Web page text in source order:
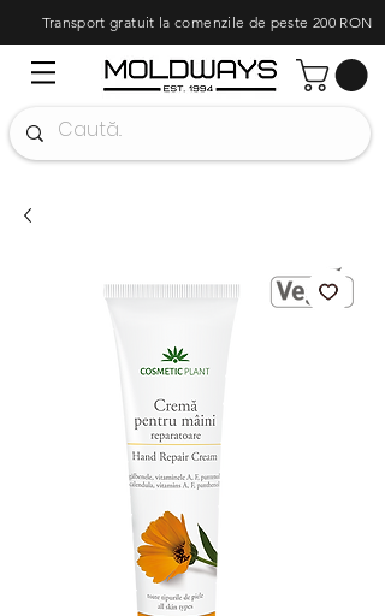
Transport gratuit la comenzile de peste 200 RON